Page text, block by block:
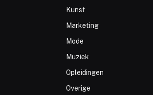
Kunst
Marketing
Mode
Muziek
Opleidingen
Overige